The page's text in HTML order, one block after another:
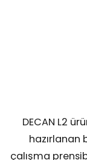
DECAN L2
hazırlanan
çalışma